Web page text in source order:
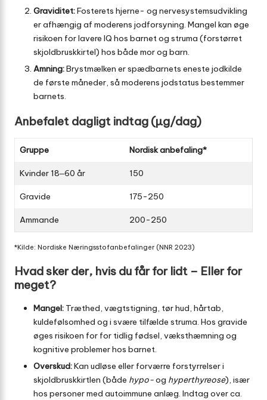
Graviditet:Fosterets hjerne- og nervesystemsudvikling
er afhængig af moderens jodforsyning. Mangel kan øge
risikoen for lavere IQ hos barnet og struma (forstørret
skjoldbruskkirtel) hos både mor og barn.
Amning:Brystmælken er spædbarnets eneste jodkilde
de første måneder, så moderens jodstatus bestemmer
barnets.
Anbefalet dagligt indtag (µg/dag)
Gruppe Nordisk anbefaling*
Kvinder 18‒60 år 150
Gravide 175-250
Ammande 200-250
*Kilde: Nordiske Næringsstofanbefalinger (NNR 2023)
Hvad sker der, hvis du får for lidt – Eller for
meget?
Mangel: Træthed, vægtstigning, tør hud, hårtab,
kuldefølsomhed og i svære tilfælde struma. Hos gravide
øges risikoen for for tidlig fødsel, væksthæmning og
kognitive problemer hos barnet.
Overskud:Kan udløse eller forværre forstyrrelser i
skjoldbruskkirtlen (både hypo-og hyperthyreose), især
hos personer med autoimmune anlæg. Indtag over ca.